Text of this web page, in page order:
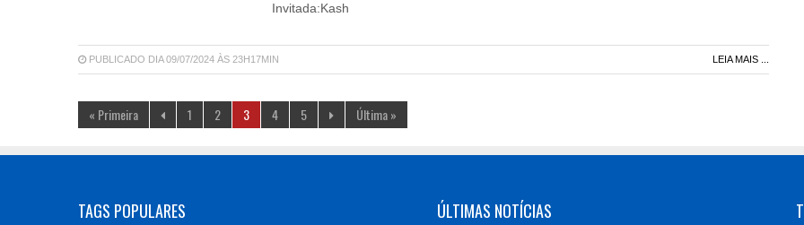
Invitada:Kash
PUBLICADO DIA 09/07/2024 ÀS 23H17MIN LEIA MAIS ...
« Primeira 1 2 3 4 5 Última »
TAGS POPULARES ÚLTIMAS NOTÍCIAS